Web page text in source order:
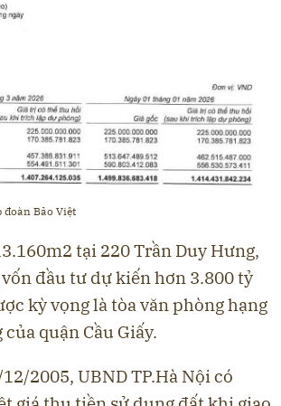
đoàn Bảo Việt
tại 220 Trần Duy Hưng,
đầu tư dự kiến hơn 3.800 tỷ
kỳ vọng là tòa văn phòng hạng
quận Cầu Giấy.
2005, UBND TP.Hà Nội có